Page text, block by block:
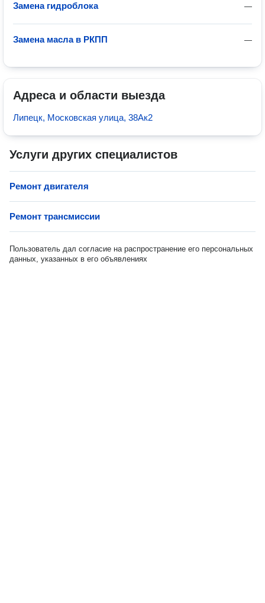
—
Замена гидроблока
—
Замена масла в РКПП
Адреса и области выезда
Липецк, Московская улица, 38Ак2
Услуги других специалистов
Ремонт двигателя
Ремонт трансмиссии
Пользователь дал согласие на распространение его персональных
данных, указанных в его объявлениях